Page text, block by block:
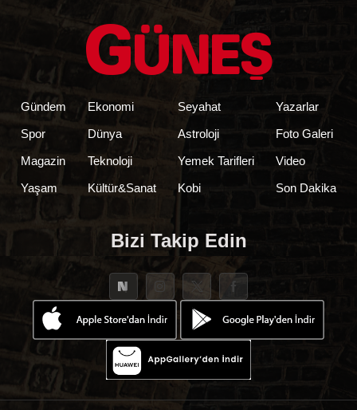
Gündem
Spor
Magazin
Yaşam
Ekonomi
Dünya
Teknoloji
Kültür&Sanat
Seyahat
Astroloji
Yemek Tarifleri
Kobi
Yazarlar
Foto Galeri
Video
Son Dakika
Bizi Takip Edin